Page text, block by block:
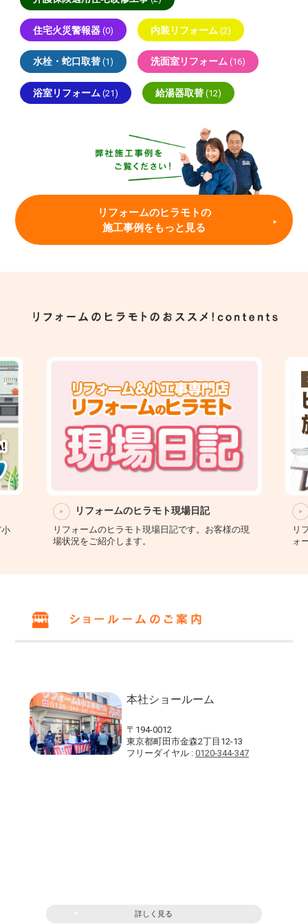
住宅火災警報器(0) 内装リフォーム (2)
水栓・蛇口取替(1) 洗面室リフォーム (16)
浴室リフォーム (21) 給湯器取替 (12)
リフォームのヒラモトの
施工事例をもっと見る
ームのヒラモト現場日記
ヒラモト現場日記です。お客様の現
介します。
リフォームのヒラ
リフォームのヒラモトだか
本社ショールーム
〒194-0012
東京都町田市金森2丁目12-13
フリーダイヤル :0120-344-347
詳しく見る